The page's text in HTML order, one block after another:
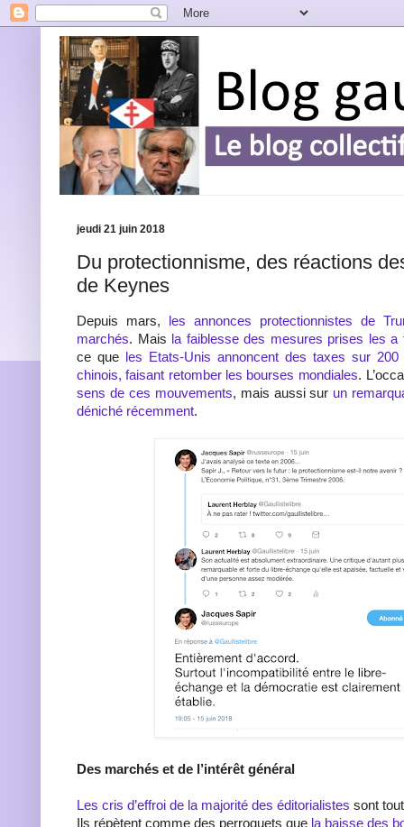
jeudi 21 juin 2018
Du protectionnisme, des réactions
de Keynes
Depuis mars,
les annonces protectionnistes de
marchés. Mais la faiblesse des mesures prises les a
ce que
les Etats-Unis annoncent des taxes sur
chinois, faisant retomber les bourses mondiales.
sens de ces mouvements, mais aussi sur un
déniché récemment.
Des marchés et de l’intérêt général
Les cris d’effroi de la majorité des éditorialistes sont
Ils répètent comme des perroquets que la baisse des